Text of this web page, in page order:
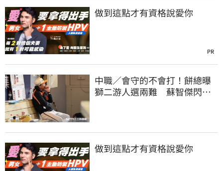
做到這點才有資格說愛你
PR
中職／會守的不會打！餅總曝
獅二游人選兩難 蘇智傑閃到
做到這點才有資格說愛你